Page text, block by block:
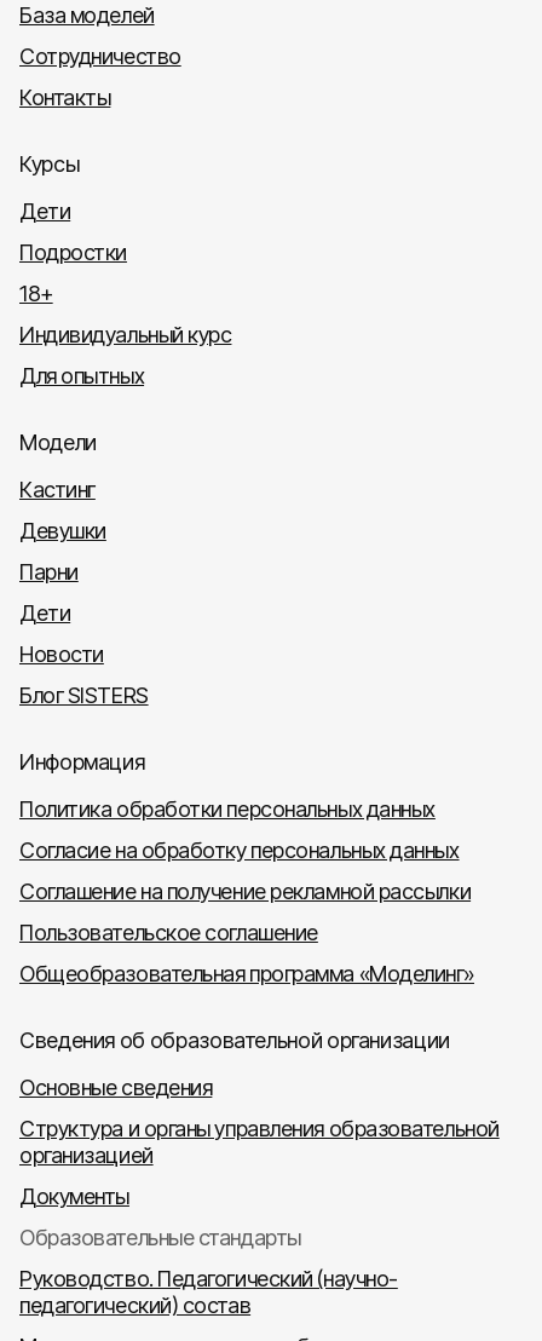
База моделей
Сотрудничество
Контакты
Курсы
Дети
Подростки
18+
Индивидуальный курс
Для опытных
Модели
Кастинг
Девушки
Парни
Дети
Новости
Блог SISTERS
Информация
Политика обработки персональных данных
Согласие на обработку персональных данных
Соглашение на получение рекламной рассылки
Пользовательское соглашение
Общеобразовательная программа «Моделинг»
Сведения об образовательной организации
Основные сведения
Структура и органы управления образовательной
организацией
Документы
Образовательные стандарты
Руководство. Педагогический (научно-
педагогический) состав